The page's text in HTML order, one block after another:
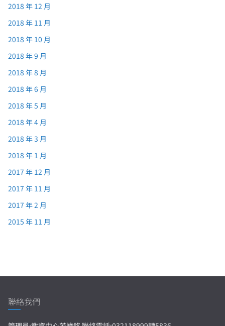
2018 年 12 月
2018 年 11 月
2018 年 10 月
2018 年 9 月
2018 年 8 月
2018 年 6 月
2018 年 5 月
2018 年 4 月
2018 年 3 月
2018 年 1 月
2017 年 12 月
2017 年 11 月
2017 年 2 月
2015 年 11 月
聯絡我們